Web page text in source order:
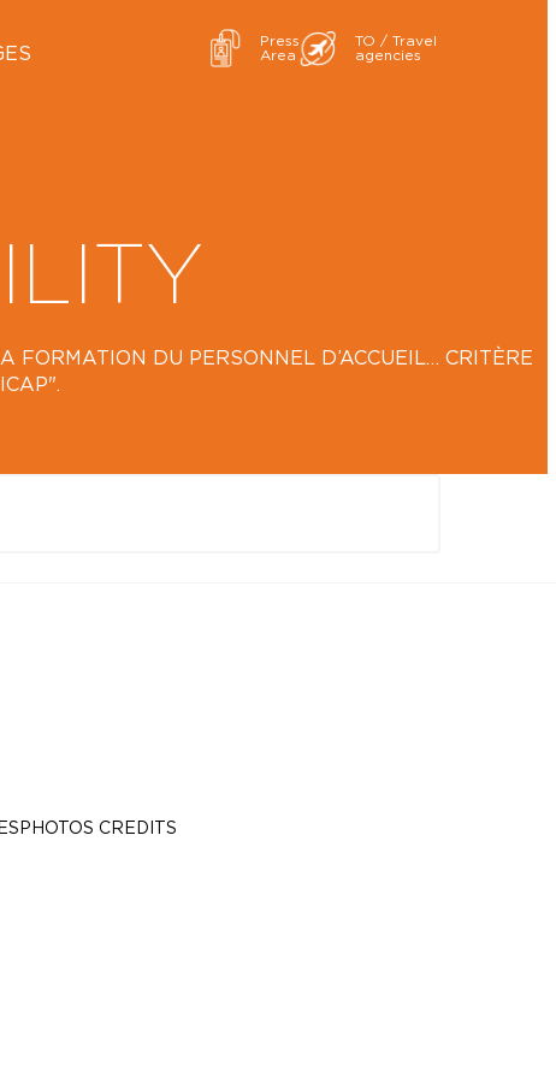
Press
Area
TO / Travel
agencies
FORMATION DU PERSONNEL D’ACCUEIL… CRITÈRE
PHOTOS CREDITS